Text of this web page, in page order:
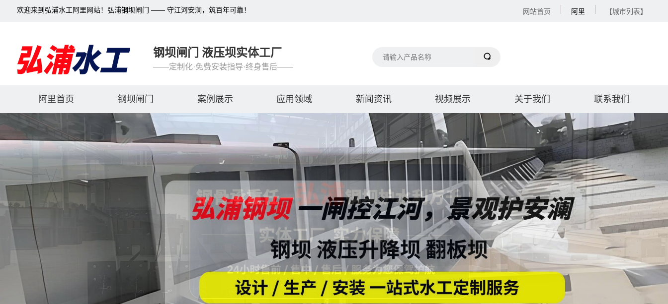
欢迎来到弘浦水工阿里网站！弘浦钢坝闸门 —— 守江河安澜，筑百年可靠！ 网站首页 阿里 【城市列表】
钢坝闸门 液压坝实体工厂
——定制化·免费安装指导·终身售后——
阿里首页 钢坝闸门 案例展示 应用领域 新闻资讯 视频展示 关于我们 联系我们